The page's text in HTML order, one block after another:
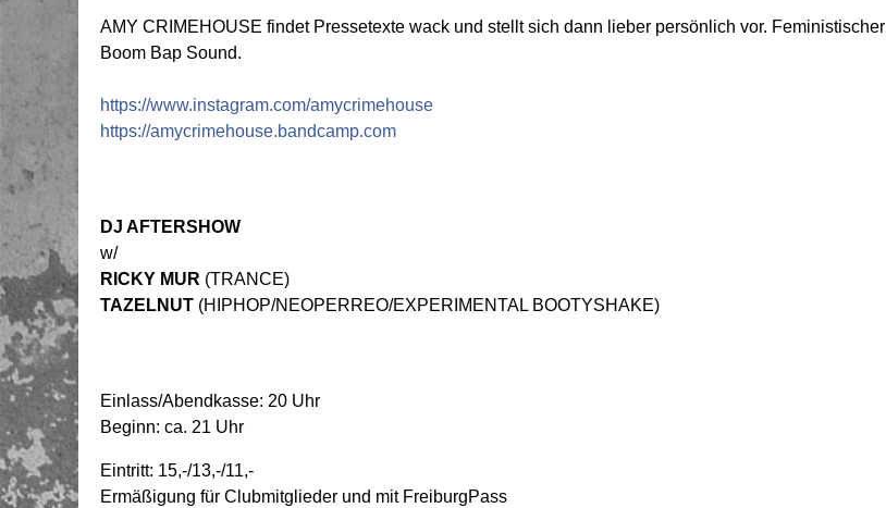
AMY CRIMEHOUSE findet Pressetexte wack und stellt sich dann lieber persönlich vor. Feministischer
Boom Bap Sound.
https://www.instagram.com/amycrimehouse
https://amycrimehouse.bandcamp.com
DJ AFTERSHOW
w/
RICKY MUR (TRANCE)
TAZELNUT (HIPHOP/NEOPERREO/EXPERIMENTAL BOOTYSHAKE)
Einlass/Abendkasse: 20 Uhr
Beginn: ca. 21 Uhr
Eintritt: 15,-/13,-/11,-
Ermäßigung für Clubmitglieder und mit FreiburgPass